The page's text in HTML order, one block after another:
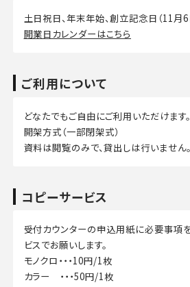
土日祝日、年末年始、創立記念日（11月6
開業日カレンダーはこちら
ご利用について
どなたでもご自由にご利用いただけます。
開架方式（一部閉架式）
資料は閲覧のみで、貸出しは行いません。
コピーサービス
受付カウンターの申込用紙に必要事項
ビスでお願いします。
モノクロ・・・10円/1枚
カラー ・・・50円/1枚